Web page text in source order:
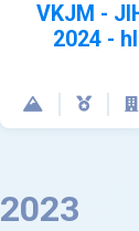
VKJM -
2024 -
2023